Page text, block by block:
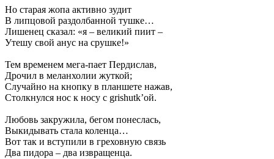
Но старая жопа активно зудит
В липцовой раздолбанной тушке…
Лишенец сказал: «я – великий пиит –
Утешу свой анус на срушке!»
Тем временем мега-пает Пердислав,
Дрочил в меланхолии жуткой;
Случайно на кнопку в планшете нажав,
Столкнулся нос к носу с grishutk’ой.
Любовь закружила, бегом понеслась,
Выкидывать стала коленца…
Вот так и вступили в греховную связь
Два пидора – два извращенца.